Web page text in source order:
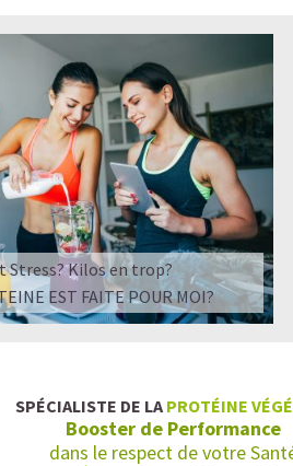
Stress? Kilos en trop?
EST FAITE POUR MOI?
SPÉCIALISTE DE LA PROTÉINE
Booster de Performance
dans le respect de votre